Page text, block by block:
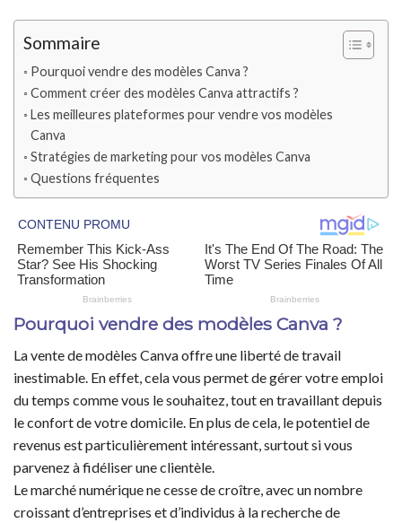
Sommaire
Pourquoi vendre des modèles Canva ?
Comment créer des modèles Canva attractifs ?
Les meilleures plateformes pour vendre vos modèles
Canva
Stratégies de marketing pour vos modèles Canva
Questions fréquentes
Pourquoi vendre des modèles Canva ?
La vente de modèles Canva offre une liberté de travail
inestimable. En effet, cela vous permet de gérer votre emploi
du temps comme vous le souhaitez, tout en travaillant depuis
le confort de votre domicile. En plus de cela, le potentiel de
revenus est particulièrement intéressant, surtout si vous
parvenez à fidéliser une clientèle.
Le marché numérique ne cesse de croître, avec un nombre
croissant d’entreprises et d’individus à la recherche de